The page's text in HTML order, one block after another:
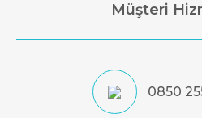
Müşteri
0850